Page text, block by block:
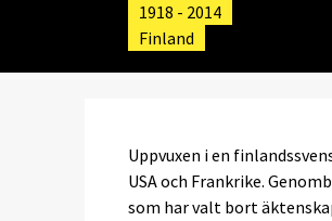
1918 - 2014
Finland
Uppvuxen i en
USA och Frankrike.
som har valt bort